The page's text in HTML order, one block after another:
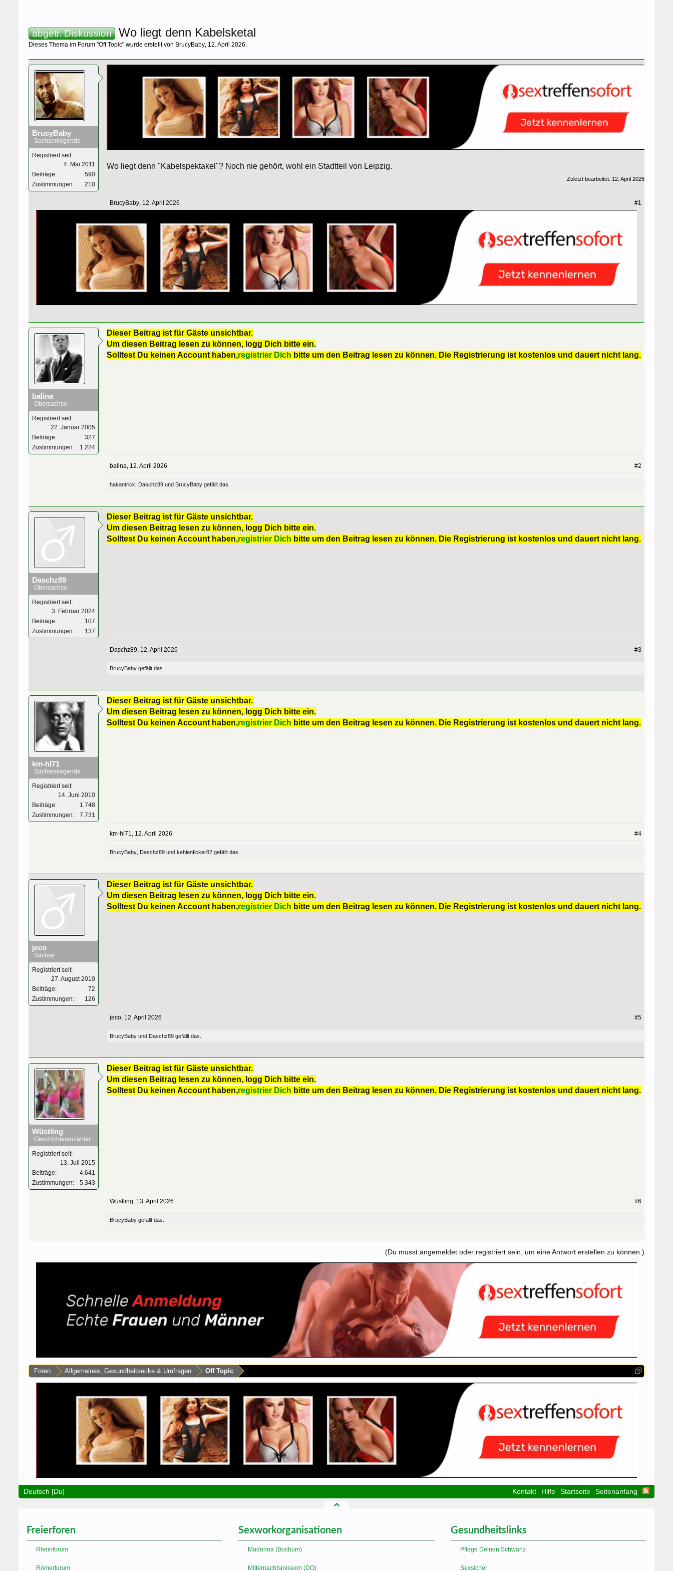
abgetr. Diskussion Wo liegt denn Kabelsketal
Dieses Thema im Forum "Off Topic" wurde erstellt von BrucyBaby, 12. April 2026.
BrucyBaby
Sachsenlegende
Registriert seit:
4. Mai 2011
Beiträge:
590
Zustimmungen:
210
Wo liegt denn "Kabelspektakel"? Noch nie gehört, wohl ein Stadtteil von Leipzig.
Zuletzt bearbeitet: 12. April 2026
BrucyBaby, 12. April 2026 #1
balina
Obersachse
Registriert seit:
22. Januar 2005
Beiträge:
327
Zustimmungen:
1.224
Dieser Beitrag ist für Gäste unsichtbar.
Um diesen Beitrag lesen zu können, logg Dich bitte ein.
Solltest Du keinen Account haben,registrier Dich bitte um den Beitrag lesen zu können. Die Registrierung ist kostenlos und dauert nicht lang.
balina, 12. April 2026 #2
hakantrick Daschz89 und BrucyBaby gefällt das.
Daschz89
Obersachse
Registriert seit:
3. Februar 2024
Beiträge:
107
Zustimmungen:
137
Dieser Beitrag ist für Gäste unsichtbar.
Um diesen Beitrag lesen zu können, logg Dich bitte ein.
Solltest Du keinen Account haben,registrier Dich bitte um den Beitrag lesen zu können. Die Registrierung ist kostenlos und dauert nicht lang.
Daschz89, 12. April 2026 #3
BrucyBaby gefällt das.
km-hl71
Sachsenlegende
Registriert seit:
14. Juni 2010
Beiträge:
1.748
Zustimmungen:
7.731
Dieser Beitrag ist für Gäste unsichtbar.
Um diesen Beitrag lesen zu können, logg Dich bitte ein.
Solltest Du keinen Account haben,registrier Dich bitte um den Beitrag lesen zu können. Die Registrierung ist kostenlos und dauert nicht lang.
km-hl71, 12. April 2026 #4
BrucyBaby Daschz89 und kehlenficker82 gefällt das.
jeco
Sachse
Registriert seit:
27. August 2010
Beiträge:
72
Zustimmungen:
126
Dieser Beitrag ist für Gäste unsichtbar.
Um diesen Beitrag lesen zu können, logg Dich bitte ein.
Solltest Du keinen Account haben,registrier Dich bitte um den Beitrag lesen zu können. Die Registrierung ist kostenlos und dauert nicht lang.
jeco, 12. April 2026 #5
BrucyBaby und Daschz89 gefällt das.
Wüstling
Geschichtenerzähler
Registriert seit:
13. Juli 2015
Beiträge:
4.641
Zustimmungen:
5.343
Dieser Beitrag ist für Gäste unsichtbar.
Um diesen Beitrag lesen zu können, logg Dich bitte ein.
Solltest Du keinen Account haben,registrier Dich bitte um den Beitrag lesen zu können. Die Registrierung ist kostenlos und dauert nicht lang.
Wüstling, 13. April 2026 #6
BrucyBaby gefällt das.
(Du musst angemeldet oder registriert sein, um eine Antwort erstellen zu können.)
Foren Allgemeines, Gesundheitsecke & Umfragen Off Topic
Deutsch [Du] Kontakt Hilfe Startseite Seitenanfang
Freierforen
Rheinforum
Römerforum
Sexworkorganisationen
Madonna (Bochum)
Mitternachtsmission (DO)
Gesundheitslinks
Pflege Deinen Schwanz
Sexsicher